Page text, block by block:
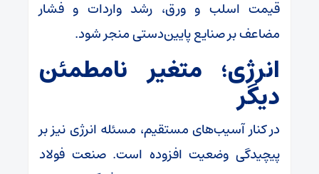
قیمت اسلب و ورق، رشد واردات و فشار
مضاعف بر صنایع پایین‌دستی منجر شود.
انرژی؛ متغیر نامطمئن
دیگر
در کنار آسیب‌های مستقیم، مسئله انرژی نیز بر
پیچیدگی وضعیت افزوده است. صنعت فولاد